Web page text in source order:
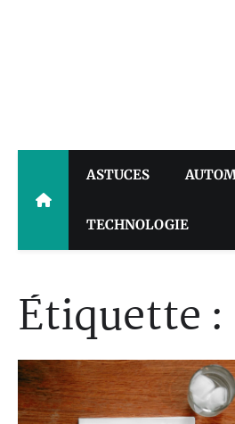
ASTUCES
TECHNOLOGIE
Étiquette :